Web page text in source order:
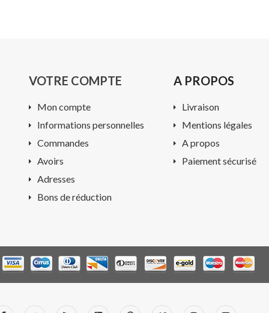
VOTRE COMPTE
Mon compte
Informations personnelles
Commandes
Avoirs
Adresses
Bons de réduction
A PROPOS
Livraison
Mentions légales
A propos
Paiement sécurisé